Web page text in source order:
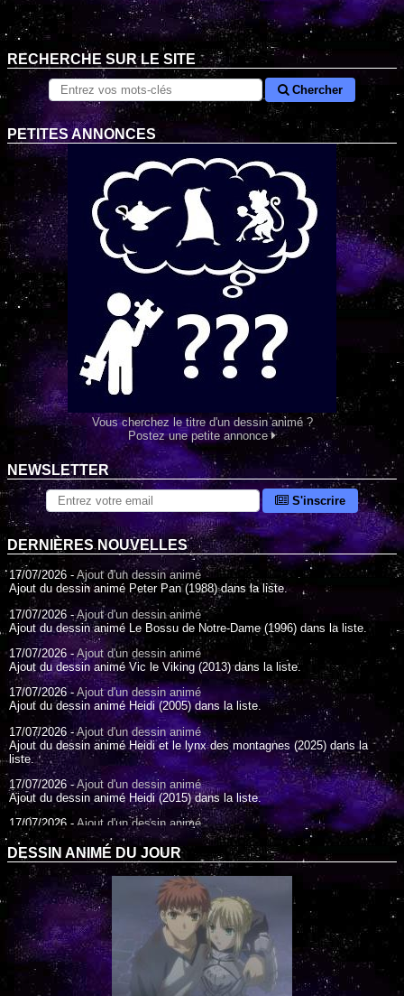
RECHERCHE SUR LE SITE
Chercher
PETITES ANNONCES
Vous cherchez le titre d'un dessin animé ?
Postez une petite annonce
NEWSLETTER
S'inscrire
DERNIÈRES NOUVELLES
17/07/2026 - Ajout d'un dessin animé
Ajout du dessin animé Peter Pan (1988) dans la liste.
17/07/2026 -Ajout d'un dessin animé
Ajout du dessin animé Le Bossu de Notre-Dame (1996) dans la liste.
17/07/2026 - Ajout d'un dessin animé
Ajout du dessin animé Vic le Viking (2013) dans la liste.
17/07/2026 - Ajout d'un dessin animé
Ajout du dessin animé Heidi (2005) dans la liste.
17/07/2026 -Ajout d'un dessin animé
Ajout du dessin animé Heidi et le lynx des montagnes (2025) dans la
liste.
17/07/2026 -Ajout d'un dessin animé
Ajout du dessin animé Heidi (2015) dans la liste.
17/07/2026 - Ajout d'un dessin animé
Ajout du dessin animé Heidi (1995) dans la liste.
09/07/2026 -Ajout d'un dessin animé
Ajout du dessin animé Genki l'Aventurier de la Chance (2006) dans la
04/07/2026 -
Ajout d'un dessin animé
Ajout du dessin animé Vilain Petit Canard (2000) dans la liste.
04/07/2026 -Ajout d'un dessin animé
Ajout du dessin animé Le Noël du vilain petit canard (2003) dans la liste.
DESSIN ANIMÉ DU JOUR